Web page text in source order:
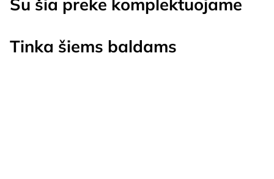
Su šia preke komplektuojame
Tinka šiems baldams